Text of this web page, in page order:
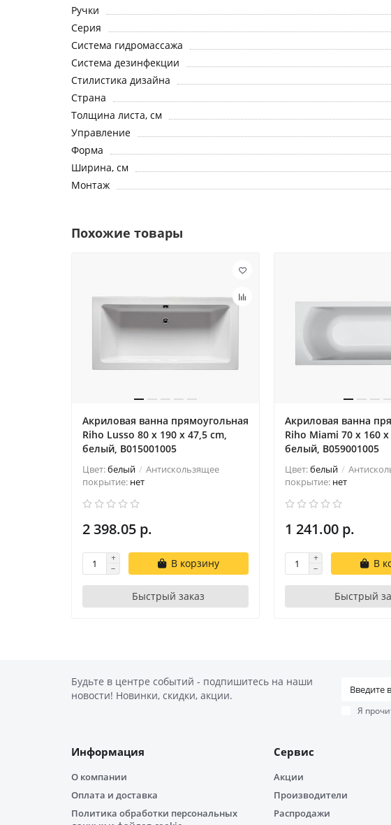
Ручки
Серия
Система гидромассажа
Система дезинфекции
Стилистика дизайна
Страна
Толщина листа, см
Управление
Форма
Ширина, см
Монтаж
Похожие товары
Акриловая ванна прямоугольная
Riho Lusso 80 x 190 x 47,5 cm,
белый, B015001005
Цвет:белый
Антискользящее
покрытие: нет
2 398.05 р.
В корзину
Быстрый заказ
Акриловая ванна
Riho Miami 70 x 160 x
белый, B059001005
Цвет:белый
покрытие: нет
1 241.00 р.
В
Быстрый
Будьте в центре событий - подпишитесь на наши
новости! Новинки, скидки, акции.
Я
Информация
О компании
Оплата и доставка
Политика обработки персональных
Сервис
Акции
Производители
Распродажи